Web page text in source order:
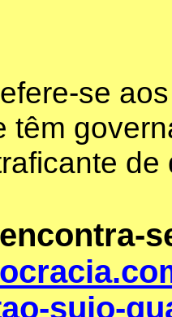
se
têm
de
sujo-